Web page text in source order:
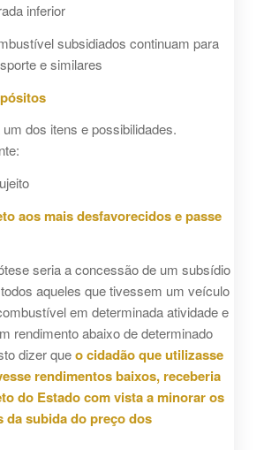
inferior
subsidiados continuam para
e similares
dos itens e possibilidades.
aos mais desfavorecidos e passe
seria a concessão de um subsídio
aqueles que tivessem um veículo
em determinada atividade e
rendimento abaixo de determinado
dizer queo cidadão que utilizasse
rendimentos baixos, receberia
do Estado com vista a minorar os
da subida do preço dos